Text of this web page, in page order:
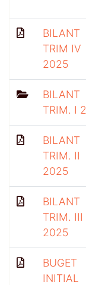
BILANT
TRIM IV
2025
BILANT
TRIM. I
BILANT
TRIM. II
2025
BILANT
TRIM. III
2025
BUGET
INITIAL